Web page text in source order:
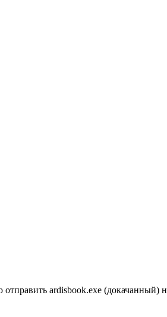
отправить ardisbook.exe